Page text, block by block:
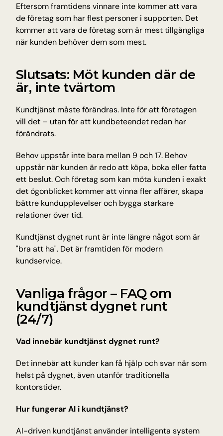
Eftersom framtidens vinnare inte kommer att vara
de företag som har flest personer i supporten. Det
kommer att vara de företag som är mest tillgängliga
när kunden behöver dem som mest.
Slutsats: Möt kunden där de
är, inte tvärtom
Kundtjänst måste förändras. Inte för att företagen
vill det – utan för att kundbeteendet redan har
förändrats.
Behov uppstår inte bara mellan 9 och 17. Behov
uppstår när kunden är redo att köpa, boka eller fatta
ett beslut. Och företag som kan möta kunden i exakt
det ögonblicket kommer att vinna fler affärer, skapa
bättre kundupplevelser och bygga starkare
relationer över tid.
Kundtjänst dygnet runt är inte längre något som är
"bra att ha". Det är framtiden för modern
kundservice.
Vanliga frågor – FAQ om
kundtjänst dygnet runt
(24/7)
Vad innebär kundtjänst dygnet runt?
Det innebär att kunder kan få hjälp och svar när som
helst på dygnet, även utanför traditionella
kontorstider.
Hur fungerar AI i kundtjänst?
AI-driven kundtjänst använder intelligenta system